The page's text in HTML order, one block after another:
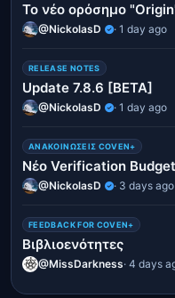
Το νέο ορόσημο
@NickolasD · 1 day ago
RELEASE NOTES
Update 7.8.6 [BETA]
@NickolasD · 1 day ago
ΑΝΑΚΟΙΝΏΣΕΙΣ COVEN+
Νέο Verification
@NickolasD · 3 days ago
FEEDBACK FOR COVEN+
Βιβλιοενότητες
@MissDarkness· 4 days